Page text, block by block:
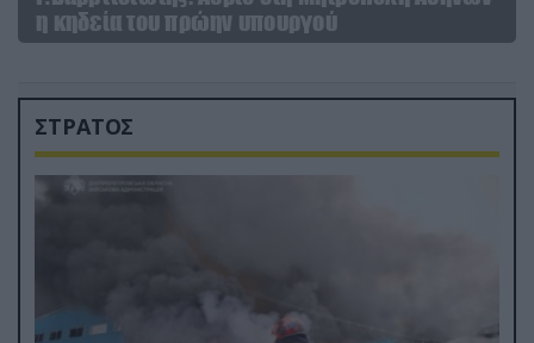
η κηδεία του πρώην υπουργού
ΣΤΡΑΤΟΣ